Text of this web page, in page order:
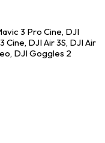
3 Pro Cine, DJI
Cine, DJI Air 3S, DJI Air
DJI Goggles 2